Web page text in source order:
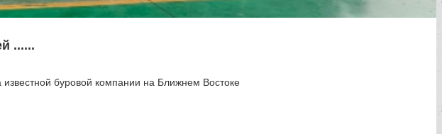
......
буровой компании на Ближнем Востоке